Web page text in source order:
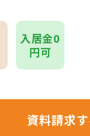
入居金0
円可
資料請求